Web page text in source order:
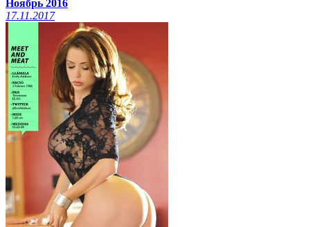
Ноябрь 2016
17.11.2017